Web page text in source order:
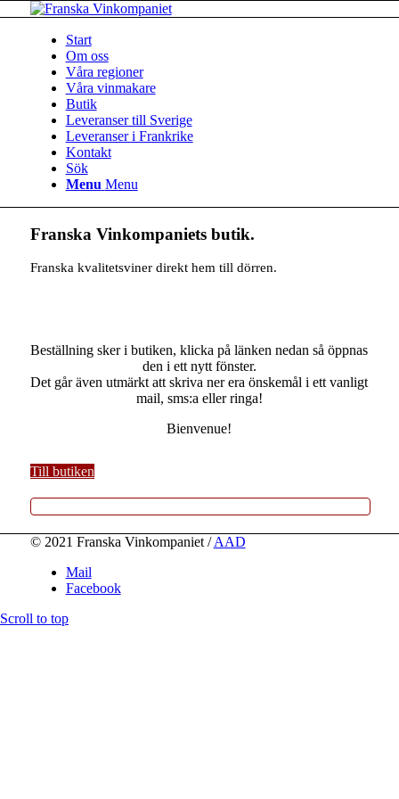
Start
Om oss
Våra regioner
Våra vinmakare
Butik
Leveranser till Sverige
Leveranser i Frankrike
Kontakt
Sök
Menu Menu
Franska Vinkompaniets butik.
Franska kvalitetsviner direkt hem till dörren.
Beställning sker i butiken, klicka på länken nedan så öppnas
den i ett nytt fönster.
Det går även utmärkt att skriva ner era önskemål i ett vanligt
mail, sms:a eller ringa!
Bienvenue!
Till butiken
© 2021 Franska Vinkompaniet /AAD
Mail
Facebook
Scroll to top